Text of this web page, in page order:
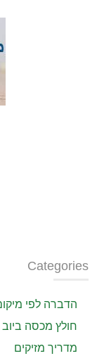
Categories
הדברה לפי
חולץ מכסה ביוב
מדריך מזיקים